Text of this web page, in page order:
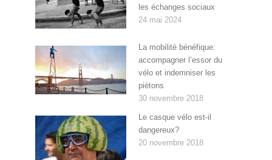
les échanges sociaux
24 mai 2024
La mobilité bénéfique:
accompagner l’essor du
vélo et indemniser les
piétons
30 novembre 2018
Le casque vélo est-il
dangereux?
20 novembre 2018